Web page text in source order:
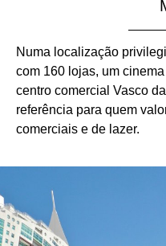
Numa localização
com 160 lojas, um
centro comercial Vasco
referência para quem
comerciais e de lazer.